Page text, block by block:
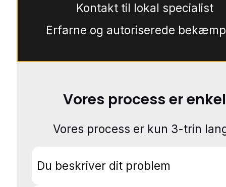
Kontakt til lokal specialist
Erfarne og autoriserede
Vores process er enkel
Vores process er kun 3-trin
Du beskriver dit problem